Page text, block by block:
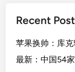
Recent
苹果换帅：库
最新：中国54